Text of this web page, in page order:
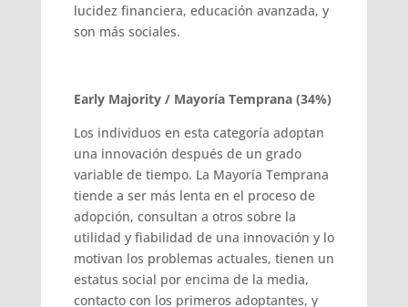
lucidez financiera, educación avanzada, y
son más sociales.
Early Majority / Mayoría Temprana (34%)
Los individuos en esta categoría adoptan
una innovación después de un grado
variable de tiempo. La Mayoría Temprana
tiende a ser más lenta en el proceso de
adopción, consultan a otros sobre la
utilidad y fiabilidad de una innovación y lo
motivan los problemas actuales, tienen un
estatus social por encima de la media,
contacto con los primeros adoptantes, y